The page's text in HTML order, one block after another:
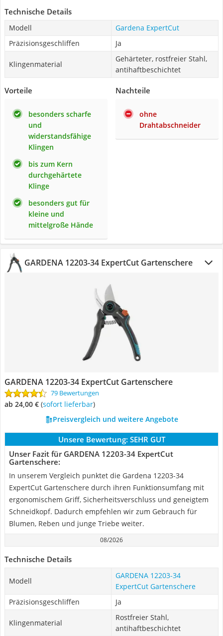
Technische Details
Modell
Gardena ExpertCut
Präzisionsgeschliffen
Ja
Klingenmaterial
Gehärteter, rostfreier Stahl,
antihaftbeschichtet
Vorteile
besonders scharfe
und
widerstandsfähige
Klingen
bis zum Kern
durchgehärtete
Klinge
besonders gut für
kleine und
mittelgroße Hände
Nachteile
ohne
Drahtabschneider
GARDENA 12203-34 ExpertCut Gartenschere
GARDENA 12203-34 ExpertCut Gartenschere
79 Bewertungen
ab 24,00 € ( Sofort lieferbar)
Preisvergleich und weitere Angebote
Unsere Bewertung: SEHR GUT
Unser Fazit für GARDENA 12203-34 ExpertCut
Gartenschere:
In unserem Vergleich punktet die Gardena 12203-34
ExpertCut Gartenschere durch ihren Funktionsumfang mit
ergonomischem Griff, Sicherheitsverschluss und geneigtem
Schneidkopf. Dadurch empfehlen wir zum Gebrauch für
Blumen, Reben und junge Triebe weiter.
08/2026
Technische Details
Modell
GARDENA 12203-34
ExpertCut Gartenschere
Präzisionsgeschliffen
Ja
Klingenmaterial
Rostfreier Stahl,
antihaftbeschichtet